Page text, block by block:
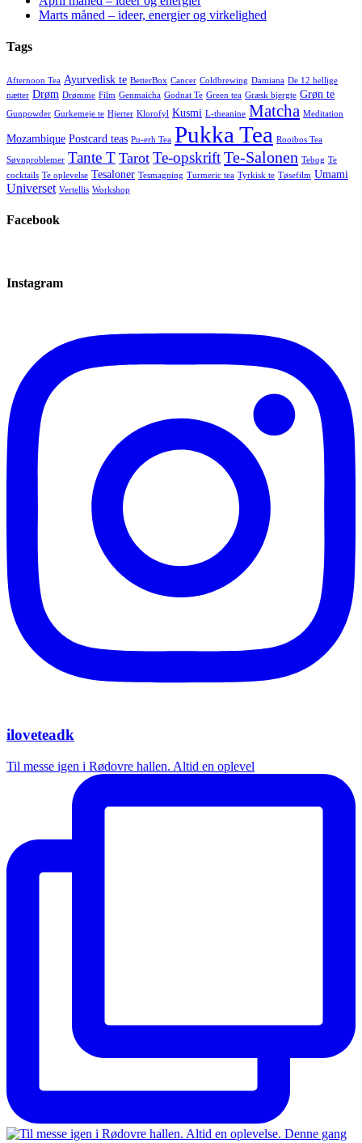
Marts måned – ideer, energier og virkelighed
Tags
Afternoon Tea Ayurvedisk te BetterBox Cancer Coldbrewing Damiana De 12 hellige
nætter Drøm Drømme Film Genmaicha Godnat Te Green tea Græsk bjergte Grøn te
Gunpowder Gurkemeje te Hjerter Klorofyl Kusmi L-theanine Matcha Meditation
Mozambique Postcard teas Pu-erh Tea Pukka Tea Rooibos Tea
Søvnproblemer Tante T Tarot Te-opskriftTe-Salonen Tebog Te
cocktails Te oplevelse Tesaloner Tesmagning Turmeric tea Tyrkisk te Tøsefilm Umami
Universet Vertellis Workshop
Facebook
Instagram
iloveteadk
Til messe igen i Rødovre hallen. Altid en oplevel